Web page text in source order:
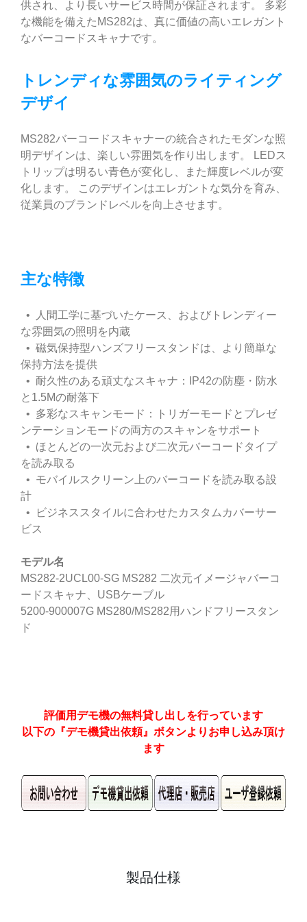
供され、より長いサービス時間が保証されます。 多彩
な機能を備えたMS282は、真に価値の高いエレガント
なバーコードスキャナです。
トレンディな雰囲気のライティング
デザイ
MS282バーコードスキャナーの統合されたモダンな照
明デザインは、楽しい雰囲気を作り出します。 LEDス
トリップは明るい青色が変化し、また輝度レベルが変
化します。 このデザインはエレガントな気分を育み、
従業員のブランドレベルを向上させます。
主な特徴
• 人間工学に基づいたケース、およびトレンディー
な雰囲気の照明を内蔵
• 磁気保持型ハンズフリースタンドは、より簡単な
保持方法を提供
• 耐久性のある頑丈なスキャナ：IP42の防塵・防水
と1.5Mの耐落下
• 多彩なスキャンモード：トリガーモードとプレゼ
ンテーションモードの両方のスキャンをサポート
• ほとんどの一次元および二次元バーコードタイプ
を読み取る
• モバイルスクリーン上のバーコードを読み取る設
計
• ビジネススタイルに合わせたカスタムカバーサー
ビス
モデル名
MS282-2UCL00-SG MS282 二次元イメージャバーコ
ードスキャナ、USBケーブル
5200-900007G MS280/MS282用ハンドフリースタン
ド
評価用デモ機の無料貸し出しを行っています
以下の『デモ機貸出依頼』ボタンよりお申し込み頂け
ます
製品仕様